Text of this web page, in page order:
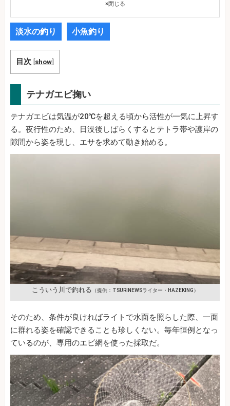
×閉じる
淡水の釣り 小魚釣り
目次 [show]
テナガエビ掬い
テナガエビは気温が20℃を超える頃から活性が一気に上昇す
る。夜行性のため、日没後しばらくするとテトラ帯や護岸の
隙間から姿を現し、エサを求めて動き始める。
こういう川で釣れる （提供：TSURINEWSライター・HAZEKING）
そのため、条件が良ければライトで水面を照らした際、一面
に群れる姿を確認できることも珍しくない。毎年恒例となっ
ているのが、専用のエビ網を使った採取だ。